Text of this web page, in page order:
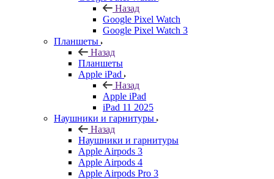
Назад
Google Pixel Watch
Google Pixel Watch 3
Планшеты
Назад
Планшеты
Apple iPad
Назад
Apple iPad
iPad 11 2025
Наушники и гарнитуры
Назад
Наушники и гарнитуры
Apple Airpods 3
Apple Airpods 4
Apple Airpods Pro 3